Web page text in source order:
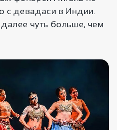
с девадаси в Индии.
чуть больше, чем